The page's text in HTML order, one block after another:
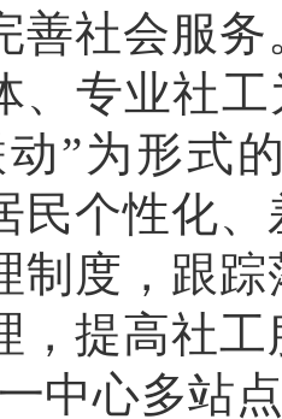
社会服务
、专业社
动”为形式
民个性化
制度，跟
，提高社
中心多站